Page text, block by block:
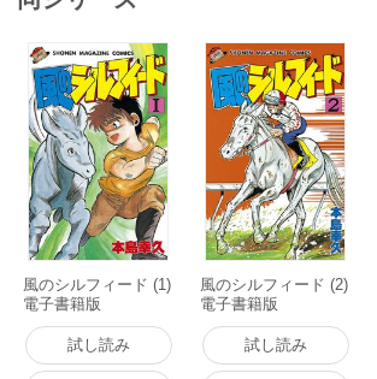
風のシルフィード (1)
電子書籍版
試し読み
風のシルフィード (2)
電子書籍版
試し読み